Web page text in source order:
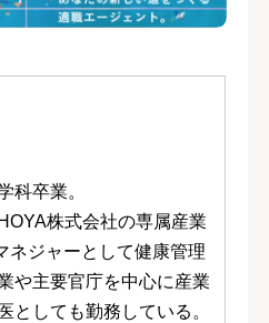
科卒業。
株式会社の専属産業
ネジャーとして健康管理
や主要官庁を中心に産業
としても勤務している。